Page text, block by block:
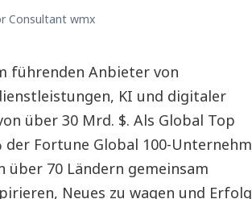
Consultant wmx
führenden Anbieter von
KI und digitaler
über 30 Mrd. $. Als Global Top
Fortune Global 100-
70 Ländern gemeinsam
Neues zu wagen und